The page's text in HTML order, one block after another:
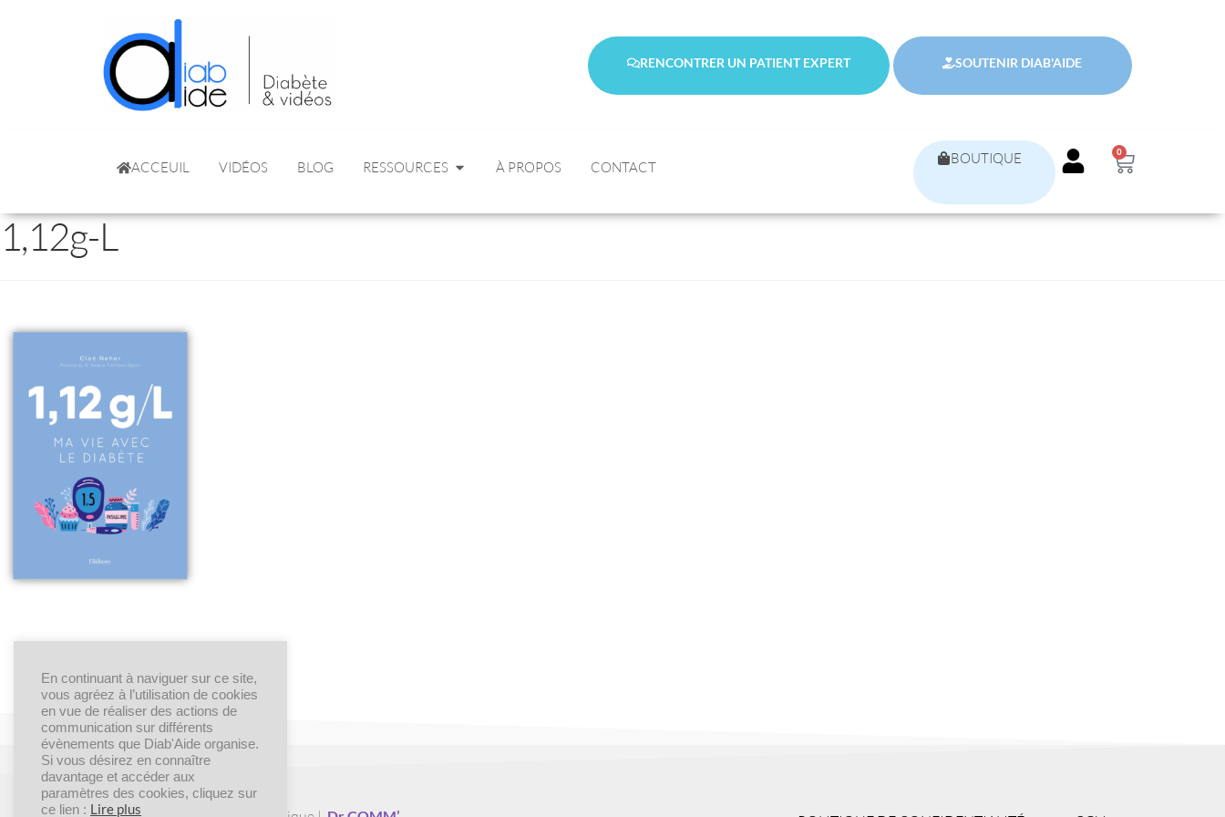
RENCONTRER UN PATIENT EXPERT SOUTENIR DIAB'AIDE
ACCEUIL VIDÉOS BLOG RESSOURCES À PROPOS CONTACT BOUTIQUE 0
1,12g-L
En continuant à naviguer sur ce site,
vous agréez à l’utilisation de cookies
en vue de réaliser des actions de
communication sur différents
évènements que Diab'Aide organise.
Si vous désirez en connaître
davantage et accéder aux
paramètres des cookies, cliquez sur
ce lien : Lire plus